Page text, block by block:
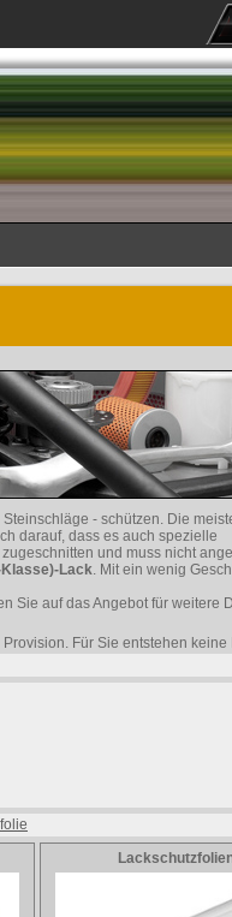
- schützen. Die
darauf, dass es auch spezielle
und muss nicht
Klasse)-Lack. Mit ein wenig
Sie auf das Angebot für weitere
Für Sie entstehen keine